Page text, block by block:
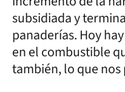
subsidiada y
panaderías. Hoy
en el combustible
también, lo que